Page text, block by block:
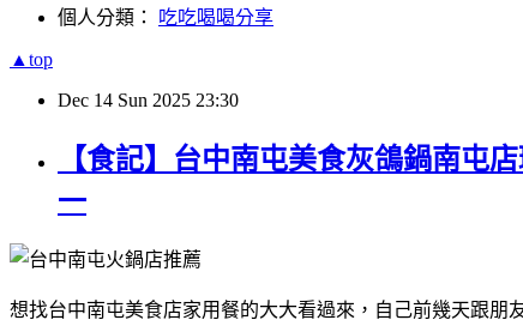
個人分類： 吃吃喝喝分享
▲top
Dec 14 Sun 2025 23:30
【食記】台中南屯美食灰鴿鍋南屯
一
想找台中南屯美食店家用餐的大大看過來，自己前幾天跟